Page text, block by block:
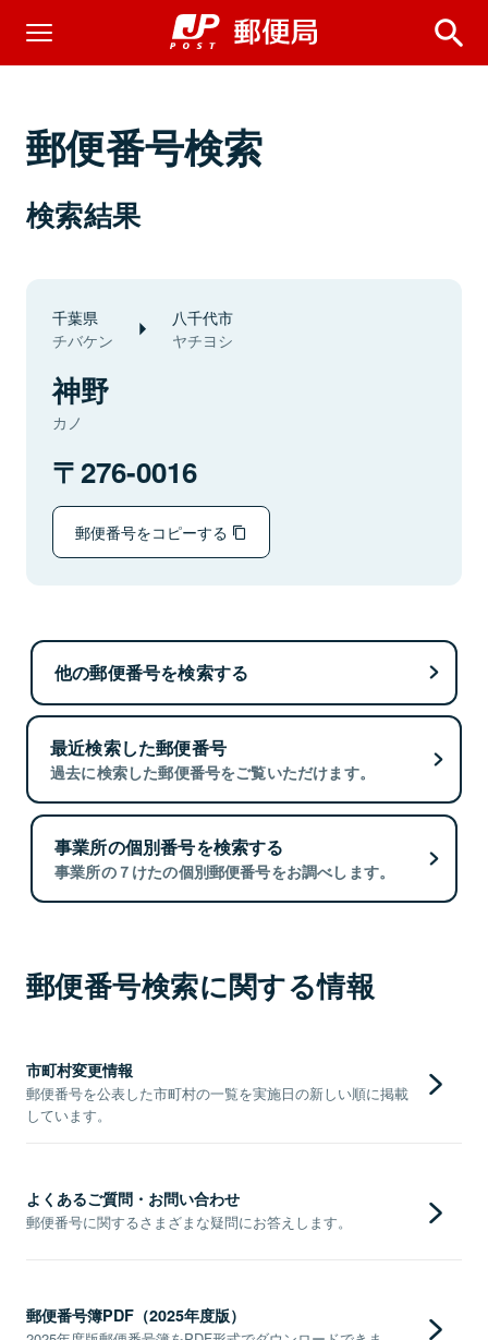
郵便番号検索
検索結果
千葉県
チバケン
八千代市
ヤチヨシ
神野
カノ
276-0016
郵便番号をコピーする
他の郵便番号を検索する
最近検索した郵便番号
過去に検索した郵便番号をご覧いただけます。
事業所の個別番号を検索する
事業所の７けたの個別郵便番号をお調べします。
郵便番号検索に関する情報
市町村変更情報
郵便番号を公表した市町村の一覧を実施日の新しい順に掲載
しています。
よくあるご質問・お問い合わせ
郵便番号に関するさまざまな疑問にお答えします。
郵便番号簿PDF（2025年度版）